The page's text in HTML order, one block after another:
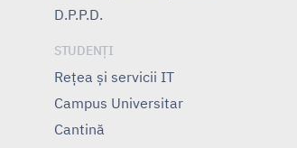
D.P.P.D.
STUDENȚI
Rețea și servicii IT
Campus Universitar
Cantină